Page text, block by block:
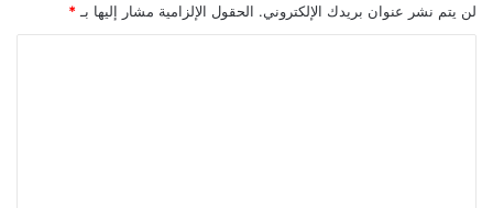
لن يتم نشر عنوان بريدك الإلكتروني. الحقول الإلزامية مشار إليها بـ *